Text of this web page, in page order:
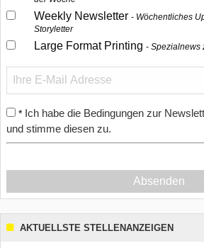
Weekly Newsletter
Wöchentliches
Storyletter
Large Format Printing Spezialnews
* Ich habe die Bedingungen zur
und stimme diesen zu.
Absenden
AKTUELLSTE STELLENANZEIGEN